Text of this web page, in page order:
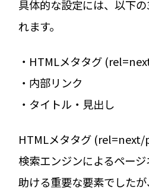
具体的な設定には、以下
れます。
・HTMLメタタグ
・内部リンク
・タイトル・見出し
HTMLメタタグ (rel=next/
検索エンジンによるペー
助ける重要な要素でした